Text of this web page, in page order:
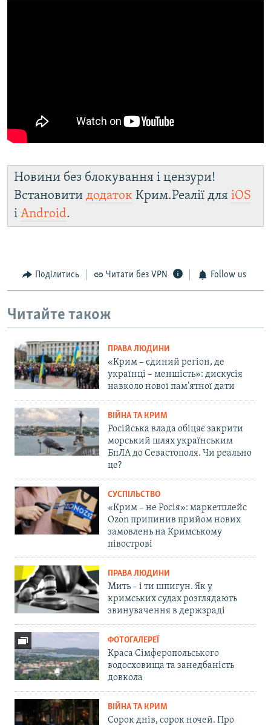
Новини без блокування і цензури!
Встановити додаток Крим.Реалії для iOS
і Android.
Поділитись Читати без VPN Follow us
Читайте також
ПРАВА ЛЮДИНИ
«Крим – єдиний регіон, де
українці – меншість»: дискусія
навколо нової пам'ятної дати
ВІЙНА ТА КРИМ
Російська влада обіцяє закрити
морський шлях українським
БпЛА до Севастополя. Чи реально
це?
СУСПІЛЬСТВО
«Крим – не Росія»: маркетплейс
Ozon припинив прийом нових
замовлень на Кримському
півострові
ПРАВА ЛЮДИНИ
Мить – і ти шпигун. Як у
кримських судах розглядають
звинувачення в держзраді
ФОТОГАЛЕРЕЇ
Краса Сімферопольського
водосховища та занедбаність
довкола
ВІЙНА ТА КРИМ
Сорок днів, сорок ночей. Про